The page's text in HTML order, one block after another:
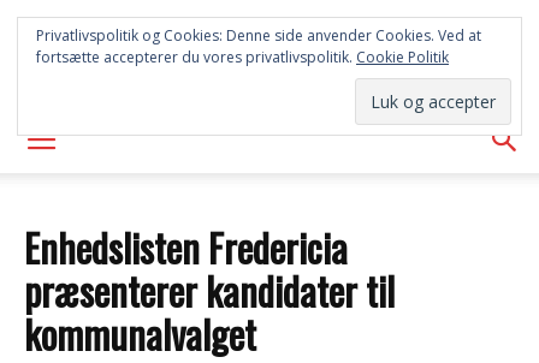
SYD
AVISEN
Enhedslisten Fredericia
præsenterer kandidater til
kommunalvalget
Privatlivspolitik og Cookies: Denne side anvender Cookies. Ved at
fortsætte accepterer du vores privatlivspolitik. Cookie Politik